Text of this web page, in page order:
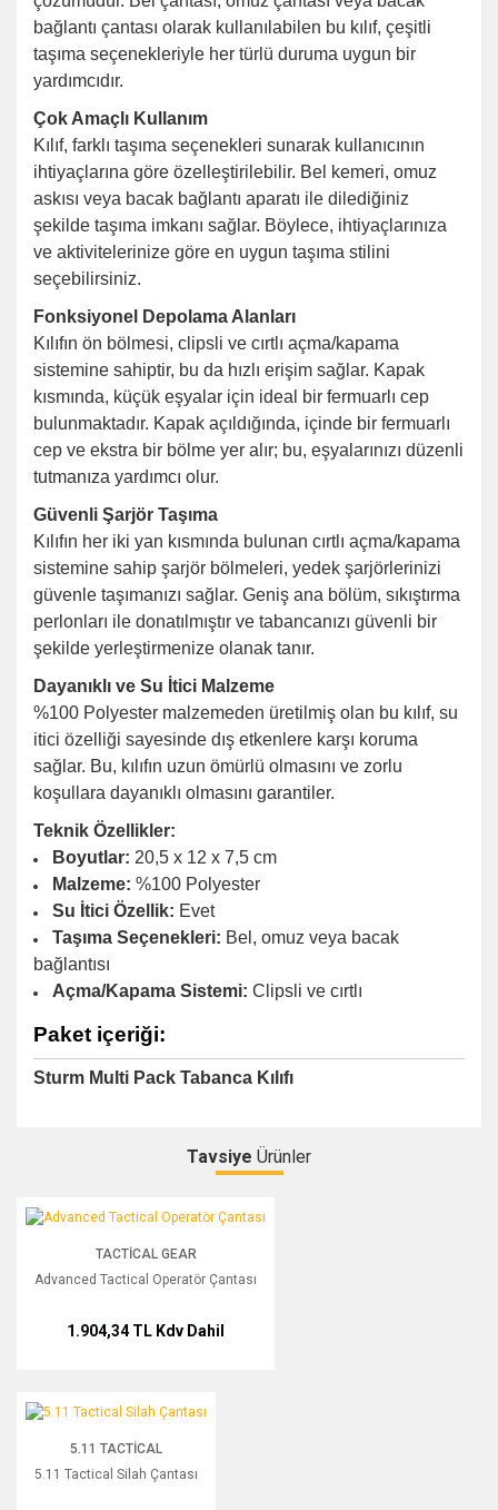
bağlantı çantası olarak kullanılabilen bu kılıf, çeşitli
taşıma seçenekleriyle her türlü duruma uygun bir
yardımcıdır.
Çok Amaçlı Kullanım
Kılıf, farklı taşıma seçenekleri sunarak kullanıcının
ihtiyaçlarına göre özelleştirilebilir. Bel kemeri, omuz
askısı veya bacak bağlantı aparatı ile dilediğiniz
şekilde taşıma imkanı sağlar. Böylece, ihtiyaçlarınıza
ve aktivitelerinize göre en uygun taşıma stilini
seçebilirsiniz.
Fonksiyonel Depolama Alanları
Kılıfın ön bölmesi, clipsli ve cırtlı açma/kapama
sistemine sahiptir, bu da hızlı erişim sağlar. Kapak
kısmında, küçük eşyalar için ideal bir fermuarlı cep
bulunmaktadır. Kapak açıldığında, içinde bir fermuarlı
cep ve ekstra bir bölme yer alır; bu, eşyalarınızı düzenli
tutmanıza yardımcı olur.
Güvenli Şarjör Taşıma
Kılıfın her iki yan kısmında bulunan cırtlı açma/kapama
sistemine sahip şarjör bölmeleri, yedek şarjörlerinizi
güvenle taşımanızı sağlar. Geniş ana bölüm, sıkıştırma
perlonları ile donatılmıştır ve tabancanızı güvenli bir
şekilde yerleştirmenize olanak tanır.
Dayanıklı ve Su İtici Malzeme
%100 Polyester malzemeden üretilmiş olan bu kılıf, su
itici özelliği sayesinde dış etkenlere karşı koruma
sağlar. Bu, kılıfın uzun ömürlü olmasını ve zorlu
koşullara dayanıklı olmasını garantiler.
Teknik Özellikler:
Boyutlar: 20,5 x 12 x 7,5 cm
Malzeme: %100 Polyester
Su İtici Özellik: Evet
Taşıma Seçenekleri: Bel, omuz veya bacak
bağlantısı
Açma/Kapama Sistemi: Clipsli ve cırtlı
Paket içeriği:
Sturm Multi Pack Tabanca Kılıfı
Yorum Yaz
Tavsiye Ürünler
Advanced Tactical Operatör Çantası
TACTICAL GEAR
Advanced Tactical Operatör Çantası
1.904,34 TL Kdv Dahil
5.11 Tactical Silah Çantası
5.11 TACTICAL
5.11 Tactical Silah Çantası